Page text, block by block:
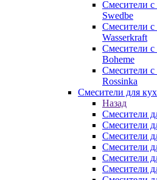
Смесители
Swedbe
Смесители
Wasserkraft
Смесители
Boheme
Смесители
Rossinka
Смесители для
Назад
Смесители
Смесители
Смесители
Смесители
Смесители
Смесители